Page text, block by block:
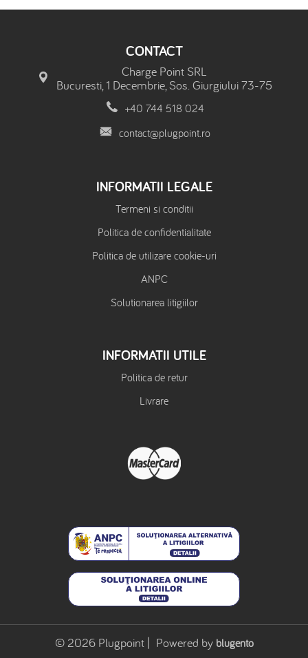
© 2026 Plugpoint | Powered by blugento
CONTACT
Charge Point SRL
Bucuresti, 1 Decembrie, Sos. Giurgiului 73-75
+40 744 518 024
contact@plugpoint.ro
INFORMATII LEGALE
Termeni si conditii
Politica de confidentialitate
Politica de utilizare cookie-uri
ANPC
Solutionarea litigiilor
INFORMATII UTILE
Politica de retur
Livrare